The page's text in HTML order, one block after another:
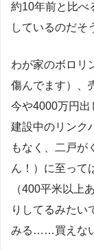
約10年前と比べ
しているのだそ
わが家のボロリ
傷んでます）、
今や4000万円出
建設中のリンク
もなく、二戸が
ん！）に至って
（400平米以上
りしてるみたい
みる……買えない